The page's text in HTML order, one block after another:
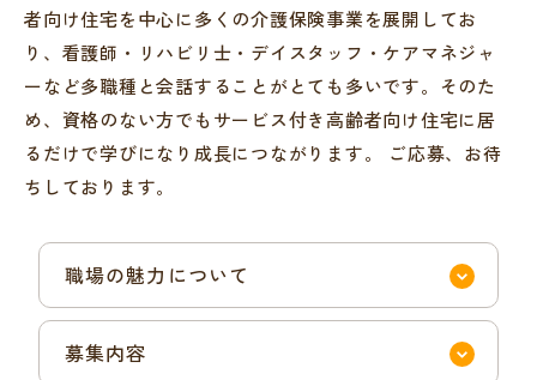
者向け住宅を中心に多くの介護保険事業を展開してお
り、看護師・リハビリ士・デイスタッフ・ケアマネジャ
ーなど多職種と会話することがとても多いです。そのた
め、資格のない方でもサービス付き高齢者向け住宅に居
るだけで学びになり成長につながります。 ご応募、お待
ちしております。
職場の魅力について
募集内容